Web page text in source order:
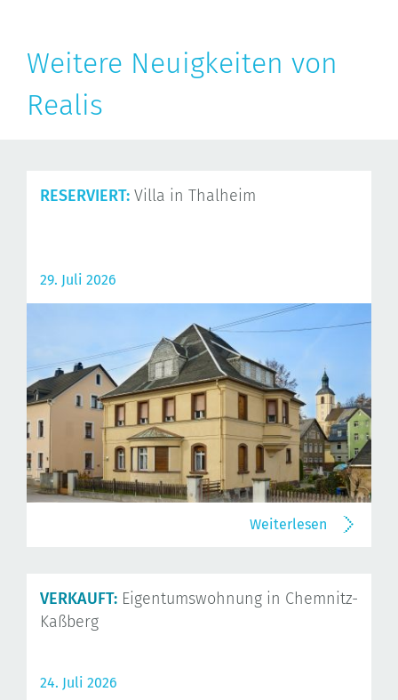
Weitere Neuigkeiten von
Realis
RESERVIERT: Villa in Thalheim
29. Juli 2026
Weiterlesen
VERKAUFT: Eigentumswohnung in Chemnitz-
Kaßberg
24. Juli 2026